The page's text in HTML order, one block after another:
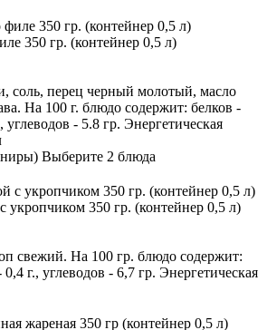
350 гр. (контейнер 0,5 л)
соль, перец черный молотый, масло
На 100 г. блюдо содержит: белков -
- 5.8 гр. Энергетическая
Выберите 2 блюда
укропчиком 350 гр. (контейнер 0,5 л)
свежий. На 100 гр. блюдо содержит:
г., углеводов - 6,7 гр. Энергетическая